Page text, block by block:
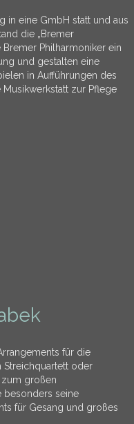
in eine GmbH statt und aus
die „Bremer
Bremer Philharmoniker ein
und gestalten eine
in Aufführungen des
zur Pflege
für die
Streichquartett oder
großen
besonders seine
für Gesang und großes